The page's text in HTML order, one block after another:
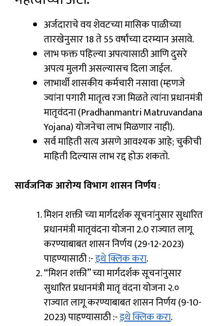
अर्जदाराचे वय शेवटच्या मासिक पाळीच्या
तारखेनुसार 18 ते 55 वर्षांच्या दरम्यान असावे.
लाभ फक्त पहिल्या अपत्यासाठी आणि दुसरे
अपत्य मुलगी असल्यासच दिला जाईल.
लाभार्थी शासकीय कर्मचारी नसावा (म्हणजे
ज्यांना पगारी मातृत्व रजा मिळते त्यांना प्रधानमंत्री
मातृवंदना (Pradhanmantri Matruvandana
Yojana) योजनेचा लाभ मिळणार नाही).
सर्व माहिती सत्य असणे आवश्यक आहे; चुकीची
माहिती दिल्यास लाभ रद्द होऊ शकतो.
सार्वजनिक आरोग्य विभाग शासन निर्णय:
मिशन शक्ती च्या मार्गदर्शक सूचनांनुसार सुधारित
प्रधानमंत्री मातृवंदना योजना 2.0 राज्यात लागू
करण्याबाबत शासन निर्णय (29-12-2023)
पाहण्यासाठी :-इथे क्लिक करा.
“मिशन शक्ती” च्या मार्गदर्शक सूचनांनुसार
सुधारित प्रधानमंत्री मातृ वंदना योजना २.०
राज्यात लागू करण्याबाबत शासन निर्णय (9-10-
2023) पाहण्यासाठी :-इथे क्लिक करा.